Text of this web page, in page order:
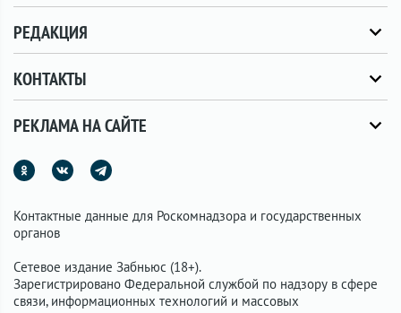
РЕДАКЦИЯ
КОНТАКТЫ
РЕКЛАМА НА САЙТЕ
Контактные данные для Роскомнадзора и государственных
органов
Сетевое издание Забньюс (18+).
Зарегистрировано Федеральной службой по надзору в сфере
связи, информационных технологий и массовых